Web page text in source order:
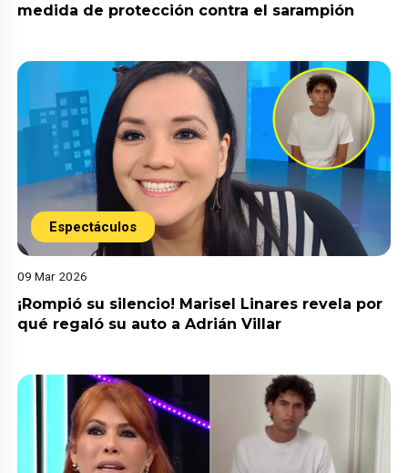
medida de protección contra el sarampión
Espectáculos
09 Mar 2026
¡Rompió su silencio! Marisel Linares revela por
qué regaló su auto a Adrián Villar